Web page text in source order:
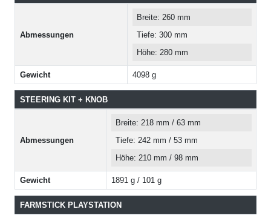
Abmessungen
Breite: 260 mm
Tiefe: 300 mm
Höhe: 280 mm
Gewicht 4098 g
STEERING KIT + KNOB
Abmessungen
Breite: 218 mm / 63 mm
Tiefe: 242 mm / 53 mm
Höhe: 210 mm / 98 mm
Gewicht 1891 g / 101 g
FARMSTICK PLAYSTATION